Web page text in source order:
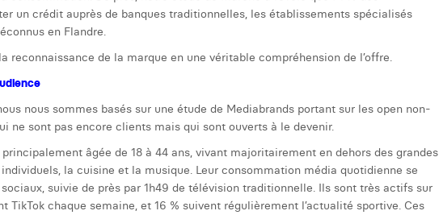
un crédit auprès de banques traditionnelles, les établissements spécialisés
en Flandre.
reconnaissance de la marque en une véritable compréhension de l’offre.
nous sommes basés sur une étude de Mediabrands portant sur les open non-
ne sont pas encore clients mais qui sont ouverts à le devenir.
âgée de 18 à 44 ans, vivant majoritairement en dehors des grandes
la cuisine et la musique. Leur consommation média quotidienne se
suivie de près par 1h49 de télévision traditionnelle. Ils sont très actifs sur
TikTok chaque semaine, et 16 % suivent régulièrement l’actualité sportive. Ces